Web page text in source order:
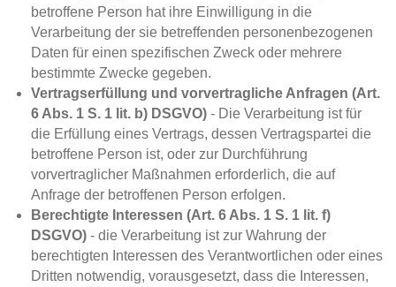
betroffene Person hat ihre Einwilligung in die
Verarbeitung der sie betreffenden personenbezogenen
Daten für einen spezifischen Zweck oder mehrere
bestimmte Zwecke gegeben.
Vertragserfüllung und vorvertragliche Anfragen (Art.
6 Abs. 1 S. 1 lit. b) DSGVO) - Die Verarbeitung ist für
die Erfüllung eines Vertrags, dessen Vertragspartei die
betroffene Person ist, oder zur Durchführung
vorvertraglicher Maßnahmen erforderlich, die auf
Anfrage der betroffenen Person erfolgen.
Berechtigte Interessen (Art. 6 Abs. 1 S. 1 lit. f)
DSGVO) - die Verarbeitung ist zur Wahrung der
berechtigten Interessen des Verantwortlichen oder eines
Dritten notwendig, vorausgesetzt, dass die Interessen,